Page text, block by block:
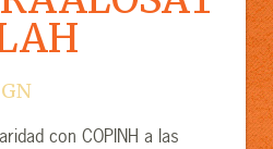
con COPINH a las